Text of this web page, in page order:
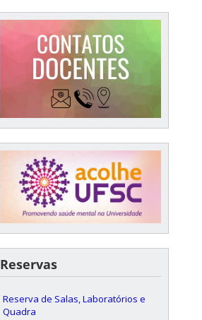
Reservas
Reserva de Salas, Laboratórios e
Quadra